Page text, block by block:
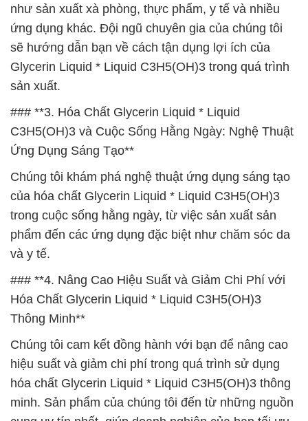
như sản xuất xà phòng, thực phẩm, y tế và nhiều
ứng dụng khác. Đội ngũ chuyên gia của chúng tôi
sẽ hướng dẫn bạn về cách tận dụng lợi ích của
Glycerin Liquid * Liquid C3H5(OH)3 trong quá trình
sản xuất.
### **3. Hóa Chất Glycerin Liquid * Liquid
C3H5(OH)3 và Cuộc Sống Hằng Ngày: Nghệ Thuật
Ứng Dụng Sáng Tạo**
Chúng tôi khám phá nghệ thuật ứng dụng sáng tạo
của hóa chất Glycerin Liquid * Liquid C3H5(OH)3
trong cuộc sống hằng ngày, từ việc sản xuất sản
phẩm đến các ứng dụng đặc biệt như chăm sóc da
và y tế.
### **4. Nâng Cao Hiệu Suất và Giảm Chi Phí với
Hóa Chất Glycerin Liquid * Liquid C3H5(OH)3
Thông Minh**
Chúng tôi cam kết đồng hành với bạn để nâng cao
hiệu suất và giảm chi phí trong quá trình sử dụng
hóa chất Glycerin Liquid * Liquid C3H5(OH)3 thông
minh. Sản phẩm của chúng tôi đến từ những nguồn